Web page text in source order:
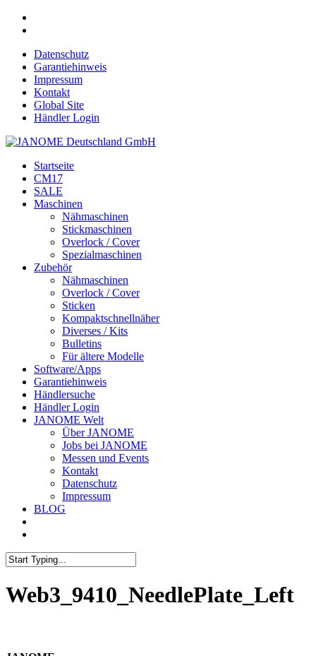
Datenschutz
Garantiehinweis
Impressum
Kontakt
Global Site
Händler Login
Startseite
CM17
SALE
Maschinen
Nähmaschinen
Stickmaschinen
Overlock / Cover
Spezialmaschinen
Zubehör
Nähmaschinen
Overlock / Cover
Sticken
Kompaktschnellnäher
Diverses / Kits
Bulletins
Für ältere Modelle
Software/Apps
Garantiehinweis
Händlersuche
Händler Login
JANOME Welt
Über JANOME
Jobs bei JANOME
Messen und Events
Kontakt
Datenschutz
Impressum
BLOG
Web3_9410_NeedlePlate_Left